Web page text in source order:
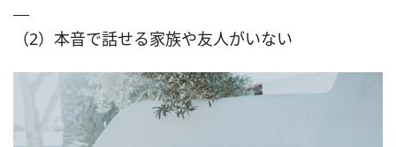
（2）本音で話せる家族や友人がいない